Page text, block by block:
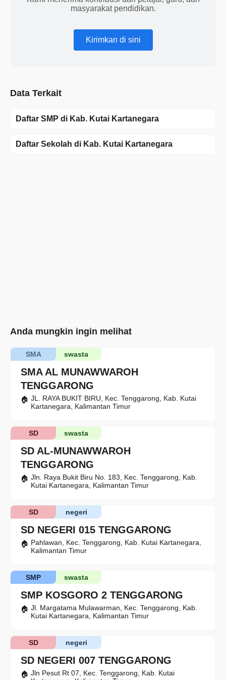
masyarakat pendidikan.
Kirimkan di sini
Data Terkait
Daftar SMP di Kab. Kutai Kartanegara
Daftar Sekolah di Kab. Kutai Kartanegara
Anda mungkin ingin melihat
SMA AL MUNAWWAROH
TENGGARONG
swasta
SMA
JL. RAYA BUKIT BIRU, Kec. Tenggarong, Kab. Kutai
Kartanegara, Kalimantan Timur
SD AL-MUNAWWAROH
TENGGARONG
swasta
SD
Jln. Raya Bukit Biru No. 183, Kec. Tenggarong, Kab.
Kutai Kartanegara, Kalimantan Timur
SD NEGERI 015 TENGGARONG
negeri
SD
Pahlawan, Kec. Tenggarong, Kab. Kutai Kartanegara,
Kalimantan Timur
SMP KOSGORO 2 TENGGARONG
swasta
SMP
Jl. Margatama Mulawarman, Kec. Tenggarong, Kab.
Kutai Kartanegara, Kalimantan Timur
SD NEGERI 007 TENGGARONG
negeri
SD
Jln Pesut Rt 07, Kec. Tenggarong, Kab. Kutai